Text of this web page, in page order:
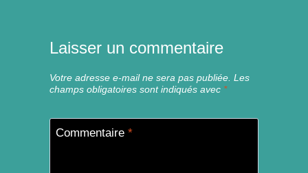
Laisser un commentaire
Votre adresse e-mail ne sera pas publiée. Les
champs obligatoires sont indiqués avec *
Commentaire *